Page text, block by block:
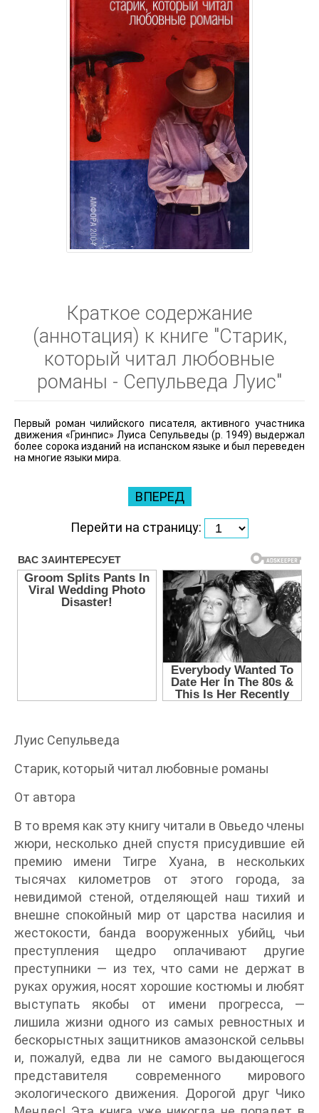
Краткое содержание
(аннотация) к книге "Старик,
который читал любовные
романы - Сепульведа Луис"
Первый роман чилийского писателя, активного участника
движения «Гринпис» Луиса Сепульведы (р. 1949) выдержал
более сорока изданий на испанском языке и был переведен
на многие языки мира.
ВПЕРЕД
Перейти на страницу:
Луис Сепульведа
Старик, который читал любовные романы
От автора
В то время как эту книгу читали в Овьедо члены
жюри, несколько дней спустя присудившие ей
премию имени Тигре Хуана, в нескольких
тысячах километров от этого города, за
невидимой стеной, отделяющей наш тихий и
внешне спокойный мир от царства насилия и
жестокости, банда вооруженных убийц, чьи
преступления щедро оплачивают другие
преступники — из тех, что сами не держат в
руках оружия, носят хорошие костюмы и любят
выступать якобы от имени прогресса, —
лишила жизни одного из самых ревностных и
бескорыстных защитников амазонской сельвы
и, пожалуй, едва ли не самого выдающегося
представителя современного мирового
экологического движения. Дорогой друг Чико